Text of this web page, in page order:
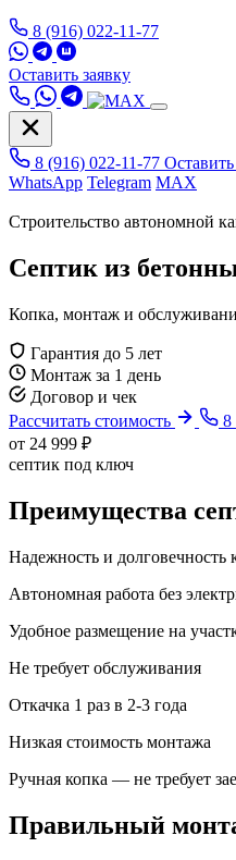
8 (916) 022-11-77
Оставить заявку
8 (916) 022-11-77 Оставить
WhatsApp Telegram MAX
Строительство автономной
Септик из
Копка, монтаж и
Гарантия до 5 лет
Монтаж за 1 день
Договор и чек
Рассчитать стоимость
8
от 24 999 ₽
септик под ключ
Преимущества
Надежность и долговечность
Автономная работа без
Удобное размещение на
Не требует обслуживания
Откачка 1 раз в 2-3 года
Низкая стоимость монтажа
Ручная копка — не требует
Правильный